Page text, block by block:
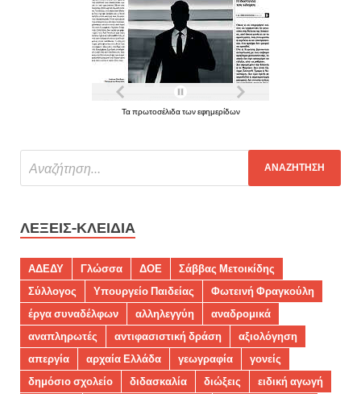
Τα πρωτοσέλιδα των εφημερίδων
ΛΈΞΕΙΣ-ΚΛΕΙΔΙΆ
ΑΔΕΔΥ Γλώσσα ΔΟΕ
Σάββας Μετοικίδης
Σύλλογος
Υπουργείο Παιδείας
Φωτεινή Φραγκούλη
έργα συναδέλφων
αλληλεγγύη
αναδρομικά
αναπληρωτές
αντιφασιστική δράση
αξιολόγηση
απεργία
αρχαία Ελλάδα γεωγραφία
γονείς
δημόσιο σχολείο
διδασκαλία διώξεις
ειδική αγωγή